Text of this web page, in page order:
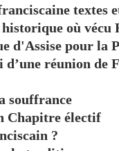
textes
où vécu
d'Assise pour la
d’une réunion de
souffrance
Chapitre électif
?